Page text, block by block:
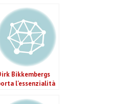
Bikkembergs
l’essenzialità
l’autunno/inverno